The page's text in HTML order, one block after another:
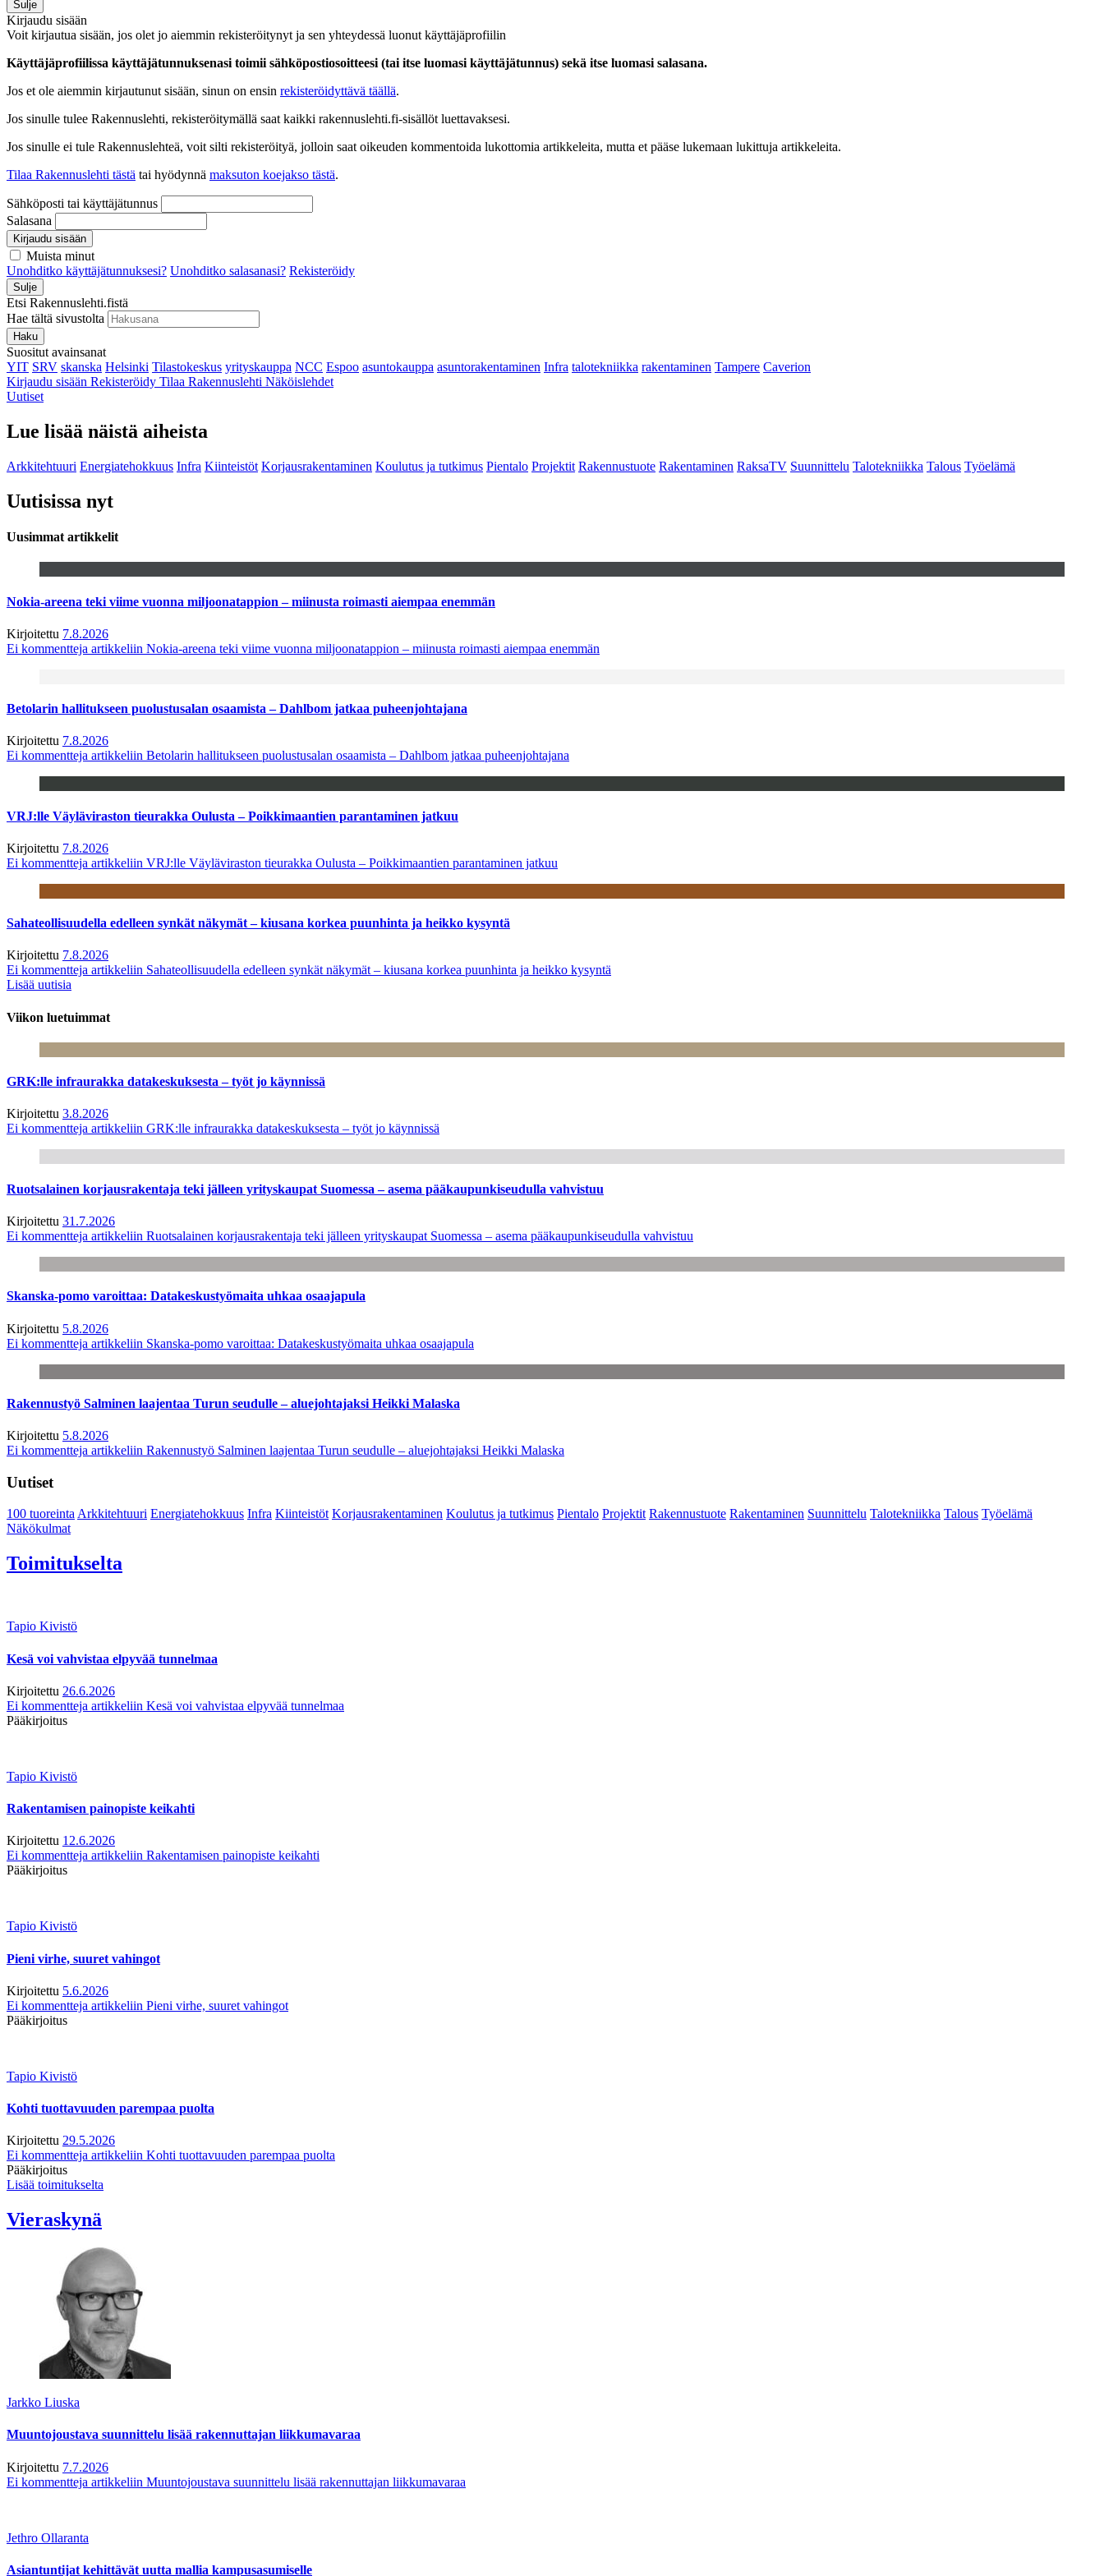
Sulje
Kirjaudu sisään
Voit kirjautua sisään, jos olet jo aiemmin rekisteröitynyt ja sen yhteydessä luonut käyttäjäprofiilin
Käyttäjäprofiilissa käyttäjätunnuksenasi toimii sähköpostiosoitteesi (tai itse luomasi käyttäjätunnus) sekä itse luomasi salasana.
Jos et ole aiemmin kirjautunut sisään, sinun on ensin rekisteröidyttävä täällä.
Jos sinulle tulee Rakennuslehti, rekisteröitymällä saat kaikki rakennuslehti.fi-sisällöt luettavaksesi.
Jos sinulle ei tule Rakennuslehteä, voit silti rekisteröityä, jolloin saat oikeuden kommentoida lukottomia artikkeleita, mutta et pääse lukemaan lukittuja artikkeleita.
Tilaa Rakennuslehti tästä tai hyödynnä maksuton koejakso tästä.
Sähköposti tai käyttäjätunnus
Salasana
Kirjaudu sisään
Muista minut
Unohditko käyttäjätunnuksesi? Unohditko salasanasi? Rekisteröidy
Sulje
Etsi Rakennuslehti.fistä
Hae tältä sivustolta
Haku
Suositut avainsanat
YIT SRV skanska Helsinki Tilastokeskus yrityskauppa NCC Espoo asuntokauppa asuntorakentaminen Infra talotekniikka rakentaminen Tampere Caverion
Kirjaudu sisään Rekisteröidy Tilaa Rakennuslehti Näköislehdet
Uutiset
Lue lisää näistä aiheista
Arkkitehtuuri Energiatehokkuus Infra Kiinteistöt Korjausrakentaminen Koulutus ja tutkimus Pientalo Projektit Rakennustuote Rakentaminen RaksaTV Suunnittelu Talotekniikka Talous Työelämä
Uutisissa nyt
Uusimmat artikkelit
Nokia-areena teki viime vuonna miljoonatappion – miinusta roimasti aiempaa enemmän
Kirjoitettu 7.8.2026
Ei kommentteja artikkeliin Nokia-areena teki viime vuonna miljoonatappion – miinusta roimasti aiempaa enemmän
Betolarin hallitukseen puolustusalan osaamista – Dahlbom jatkaa puheenjohtajana
Kirjoitettu 7.8.2026
Ei kommentteja artikkeliin Betolarin hallitukseen puolustusalan osaamista – Dahlbom jatkaa puheenjohtajana
VRJ:lle Väyläviraston tieurakka Oulusta – Poikkimaantien parantaminen jatkuu
Kirjoitettu 7.8.2026
Ei kommentteja artikkeliin VRJ:lle Väyläviraston tieurakka Oulusta – Poikkimaantien parantaminen jatkuu
Sahateollisuudella edelleen synkät näkymät – kiusana korkea puunhinta ja heikko kysyntä
Kirjoitettu 7.8.2026
Ei kommentteja artikkeliin Sahateollisuudella edelleen synkät näkymät – kiusana korkea puunhinta ja heikko kysyntä
Lisää uutisia
Viikon luetuimmat
GRK:lle infraurakka datakeskuksesta – työt jo käynnissä
Kirjoitettu 3.8.2026
Ei kommentteja artikkeliin GRK:lle infraurakka datakeskuksesta – työt jo käynnissä
Ruotsalainen korjausrakentaja teki jälleen yrityskaupat Suomessa – asema pääkaupunkiseudulla vahvistuu
Kirjoitettu 31.7.2026
Ei kommentteja artikkeliin Ruotsalainen korjausrakentaja teki jälleen yrityskaupat Suomessa – asema pääkaupunkiseudulla vahvistuu
Skanska-pomo varoittaa: Datakeskustyömaita uhkaa osaajapula
Kirjoitettu 5.8.2026
Ei kommentteja artikkeliin Skanska-pomo varoittaa: Datakeskustyömaita uhkaa osaajapula
Rakennustyö Salminen laajentaa Turun seudulle – aluejohtajaksi Heikki Malaska
Kirjoitettu 5.8.2026
Ei kommentteja artikkeliin Rakennustyö Salminen laajentaa Turun seudulle – aluejohtajaksi Heikki Malaska
Uutiset
100 tuoreintaArkkitehtuuri Energiatehokkuus Infra Kiinteistöt Korjausrakentaminen Koulutus ja tutkimus Pientalo Projektit Rakennustuote Rakentaminen Suunnittelu Talotekniikka Talous Työelämä
Näkökulmat
Toimitukselta
Tapio Kivistö
Kesä voi vahvistaa elpyvää tunnelmaa
Kirjoitettu 26.6.2026
Ei kommentteja artikkeliin Kesä voi vahvistaa elpyvää tunnelmaa
Pääkirjoitus
Tapio Kivistö
Rakentamisen painopiste keikahti
Kirjoitettu 12.6.2026
Ei kommentteja artikkeliin Rakentamisen painopiste keikahti
Pääkirjoitus
Tapio Kivistö
Pieni virhe, suuret vahingot
Kirjoitettu 5.6.2026
Ei kommentteja artikkeliin Pieni virhe, suuret vahingot
Pääkirjoitus
Tapio Kivistö
Kohti tuottavuuden parempaa puolta
Kirjoitettu 29.5.2026
Ei kommentteja artikkeliin Kohti tuottavuuden parempaa puolta
Pääkirjoitus
Lisää toimitukselta
Vieraskynä
Jarkko Liuska
Muuntojoustava suunnittelu lisää rakennuttajan liikkumavaraa
Kirjoitettu 7.7.2026
Ei kommentteja artikkeliin Muuntojoustava suunnittelu lisää rakennuttajan liikkumavaraa
Jethro Ollaranta
Asiantuntijat kehittävät uutta mallia kampusasumiselle